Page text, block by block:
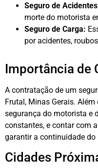
Seguro de
morte do motorista
Seguro de Carga:
por acidentes,
Importância de
A contratação de um
Frutal, Minas Gerais.
segurança do motorista e
constantes, e contar com
garantir a continuidade do
Cidades